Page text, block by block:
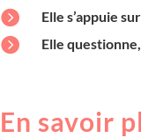
 Elle s’appuie
 Elle
En savoir